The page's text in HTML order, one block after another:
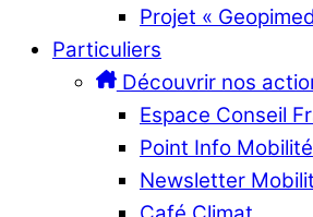
Projet «
Particuliers
Découvrir nos
Espace Conseil
Point Info Mobilité
Newsletter